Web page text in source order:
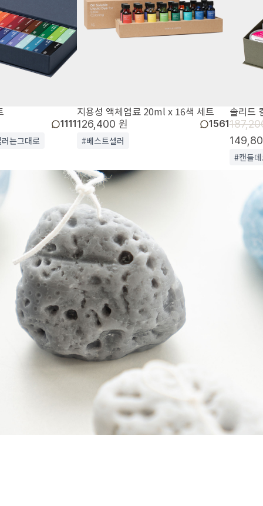
1111
는그대로
지용성 액체염료 20ml x 16색 세트
126,400 원 1561
#베스트셀러
솔리드
#캔들